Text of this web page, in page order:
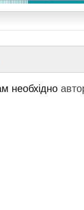
необхідно